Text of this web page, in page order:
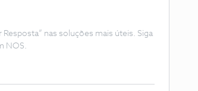
nas soluções mais úteis. Siga
NOS.